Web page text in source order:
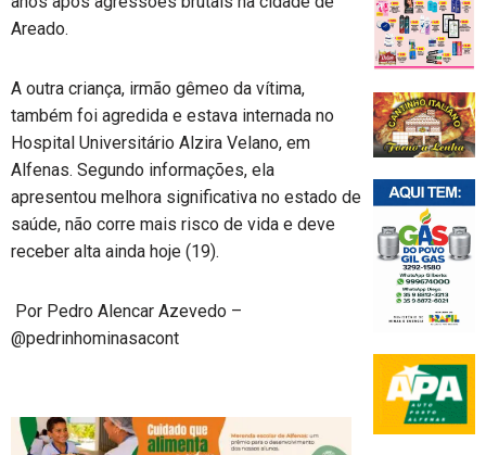
Areado.
A outra criança, irmão gêmeo da vítima,
também foi agredida e estava internada no
Hospital Universitário Alzira Velano, em
Alfenas. Segundo informações, ela
apresentou melhora significativa no estado de
saúde, não corre mais risco de vida e deve
receber alta ainda hoje (19).
️ Por Pedro Alencar Azevedo –
@pedrinhominasacont